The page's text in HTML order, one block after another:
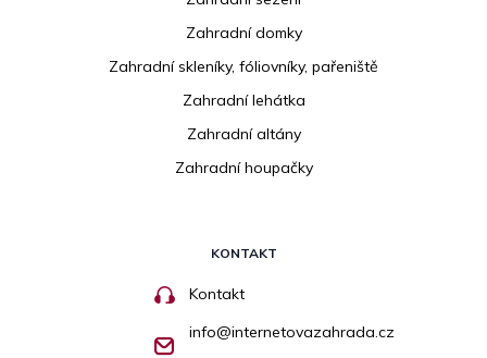
Zahradní domky
Zahradní skleníky, fóliovníky, pařeniště
Zahradní lehátka
Zahradní altány
Zahradní houpačky
KONTAKT
Kontakt
info@internetovazahrada.cz